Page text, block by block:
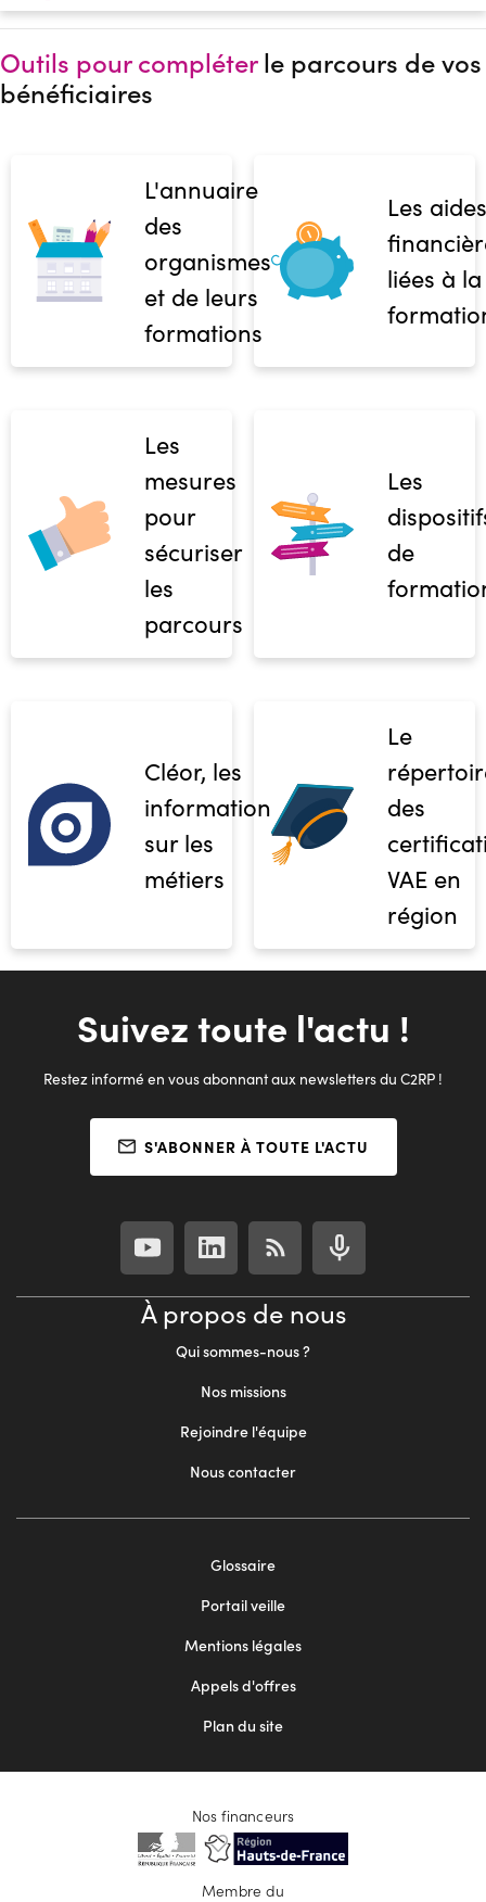
Outils pour compléterle parcours de vos
bénéficiaires
L'annuaire
des
organismes
et de leurs
formations
Les aides
liées à la
Les
mesures
pour
sécuriser
les
parcours
Les
de
Cléor, les
informations
sur les
métiers
Le
des
VAE en
région
Suivez toute l'actu !
Restez informé en vous abonnant aux newsletters du C2RP !
S'ABONNER À TOUTE L'ACTU
À propos de nous
Qui sommes-nous ?
Nos missions
Rejoindre l'équipe
Nous contacter
Glossaire
Portail veille
Mentions légales
Appels d'offres
Plan du site
Nos financeurs
Membre du